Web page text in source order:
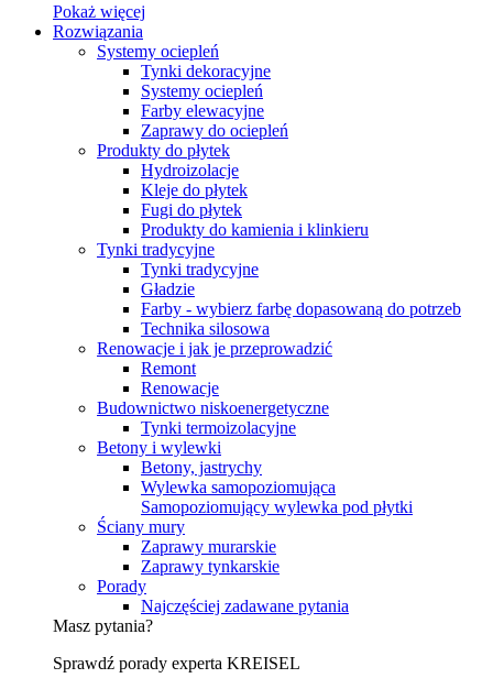
Pokaż więcej
Rozwiązania
Systemy ociepleń
Tynki dekoracyjne
Systemy ociepleń
Farby elewacyjne
Zaprawy do ociepleń
Produkty do płytek
Hydroizolacje
Kleje do płytek
Fugi do płytek
Produkty do kamienia i klinkieru
Tynki tradycyjne
Tynki tradycyjne
Gładzie
Farby - wybierz farbę dopasowaną do potrzeb
Technika silosowa
Renowacje i jak je przeprowadzić
Remont
Renowacje
Budownictwo niskoenergetyczne
Tynki termoizolacyjne
Betony i wylewki
Betony, jastrychy
Wylewka samopoziomująca
Samopoziomujący wylewka pod płytki
Ściany mury
Zaprawy murarskie
Zaprawy tynkarskie
Porady
Najczęściej zadawane pytania
Masz pytania?
Sprawdź porady experta KREISEL